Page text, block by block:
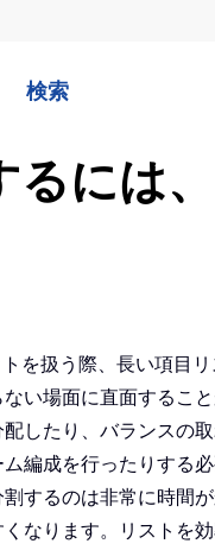
検索
るには
を扱う際、長い項目
い場面に直面するこ
したり、バランスの
編成を行ったりする
するのは非常に時間
なります。リストを